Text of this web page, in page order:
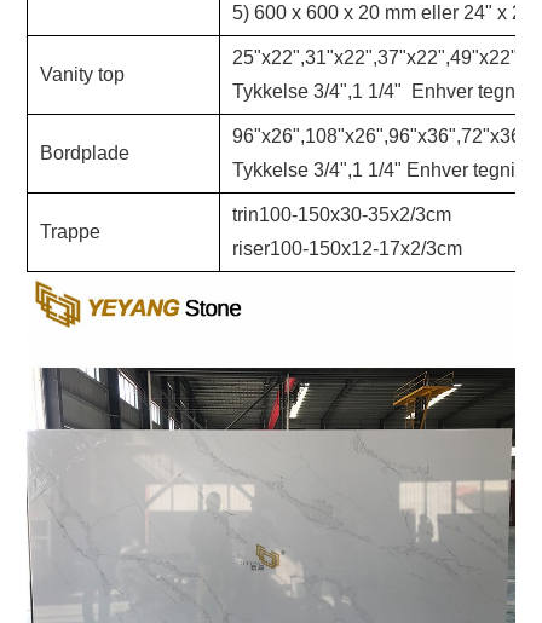
5) 600 x 600 x 20 mm eller 24" x
Vanity top
Tykkelse 3/4",1 1/4" Enhver
Bordplade
Tykkelse 3/4",1 1/4" Enhver
Trappe
trin100-150x30-35x2/3cm
riser100-150x12-17x2/3cm